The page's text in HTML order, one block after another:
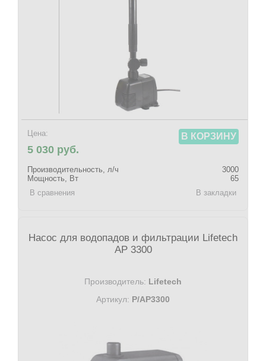
Цена:
5 030 руб.
В КОРЗИНУ
Производительность, л/ч
3000
Мощность, Вт
65
В сравнения
В закладки
Насос для водопадов и фильтрации Lifetech
AP 3300
Производитель: Lifetech
Артикул: P/AP3300